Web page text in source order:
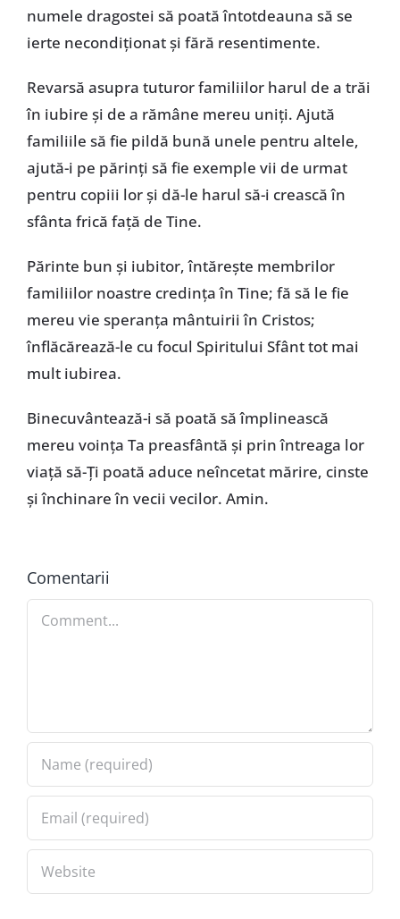
numele dragostei să poată întotdeauna să se
ierte necondiţionat şi fără resentimente.
Revarsă asupra tuturor familiilor harul de a trăi
în iubire şi de a rămâne mereu uniţi. Ajută
familiile să fie pildă bună unele pentru altele,
ajută-i pe părinţi să fie exemple vii de urmat
pentru copiii lor şi dă-le harul să-i crească în
sfânta frică faţă de Tine.
Părinte bun şi iubitor, întăreşte membrilor
familiilor noastre credinţa în Tine; fă să le fie
mereu vie speranţa mântuirii în Cristos;
înflăcărează-le cu focul Spiritului Sfânt tot mai
mult iubirea.
Binecuvântează-i să poată să împlinească
mereu voinţa Ta preasfântă şi prin întreaga lor
viaţă să-Ţi poată aduce neîncetat mărire, cinste
şi închinare în vecii vecilor. Amin.
Comentarii
Comment